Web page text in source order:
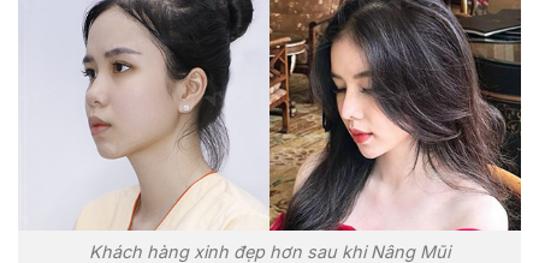
Khách hàng xinh đẹp hơn sau khi Nâng Mũi